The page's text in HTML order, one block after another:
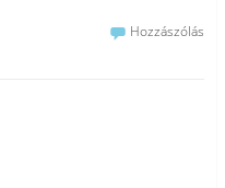
Hozzászólás